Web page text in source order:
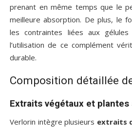
prenant en même temps que le
meilleure absorption. De plus, le
les contraintes liées aux
l’utilisation de ce complément
durable.
Composition détaillée
Extraits végétaux et plantes
Verlorin intègre plusieurs extraits